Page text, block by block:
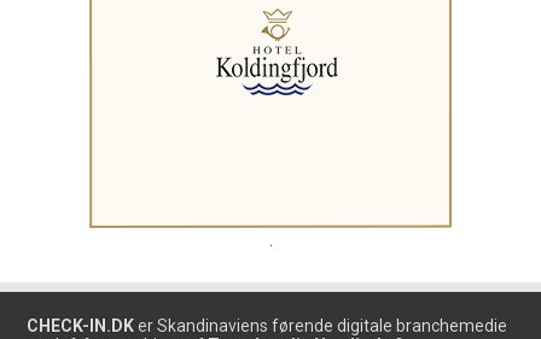
CHECK-IN.DK er Skandinaviens førende digitale branchemedie